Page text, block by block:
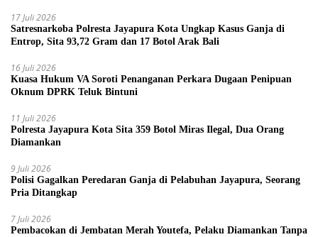
17 Juli 2026
Satresnarkoba Polresta Jayapura Kota Ungkap Kasus Ganja di
Entrop, Sita 93,72 Gram dan 17 Botol Arak Bali
16 Juli 2026
Kuasa Hukum VA Soroti Penanganan Perkara Dugaan Penipuan
Oknum DPRK Teluk Bintuni
11 Juli 2026
Polresta Jayapura Kota Sita 359 Botol Miras Ilegal, Dua Orang
Diamankan
9 Juli 2026
Polisi Gagalkan Peredaran Ganja di Pelabuhan Jayapura, Seorang
Pria Ditangkap
7 Juli 2026
Pembacokan di Jembatan Merah Youtefa, Pelaku Diamankan Tanpa